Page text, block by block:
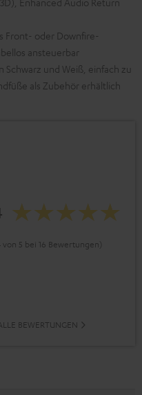
Front- oder Downfire-
ansteuerbar
und Weiß, einfach zu
als Zubehör erhältlich
von 5 bei 16 Bewertungen)
BEWERTUNGEN